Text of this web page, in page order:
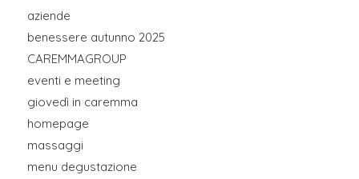
aziende
benessere autunno 2025
CAREMMAGROUP
eventi e meeting
giovedì in caremma
homepage
massaggi
menu degustazione